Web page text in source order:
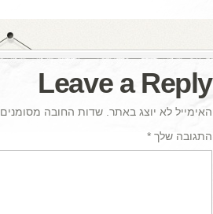
Leave a Reply
האימייל לא יוצג באתר. שדות החובה מסומנים
התגובה שלך *